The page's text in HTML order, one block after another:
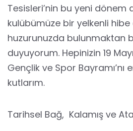
Tesisleri’nin bu yeni dönem
kulübümüze bir yelkenli
huzurunuzda bulunmaktan
duyuyorum. Hepinizin 19
Gençlik ve Spor
kutlarım.
Tarihsel Bağ, Kalamış ve